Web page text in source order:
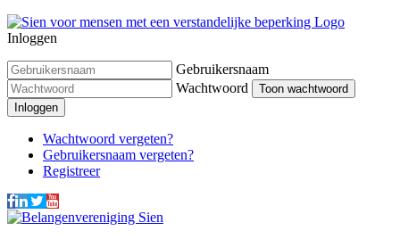
Inloggen
Gebruikersnaam
Wachtwoord
Toon wachtwoord
Inloggen
Wachtwoord vergeten?
Gebruikersnaam vergeten?
Registreer